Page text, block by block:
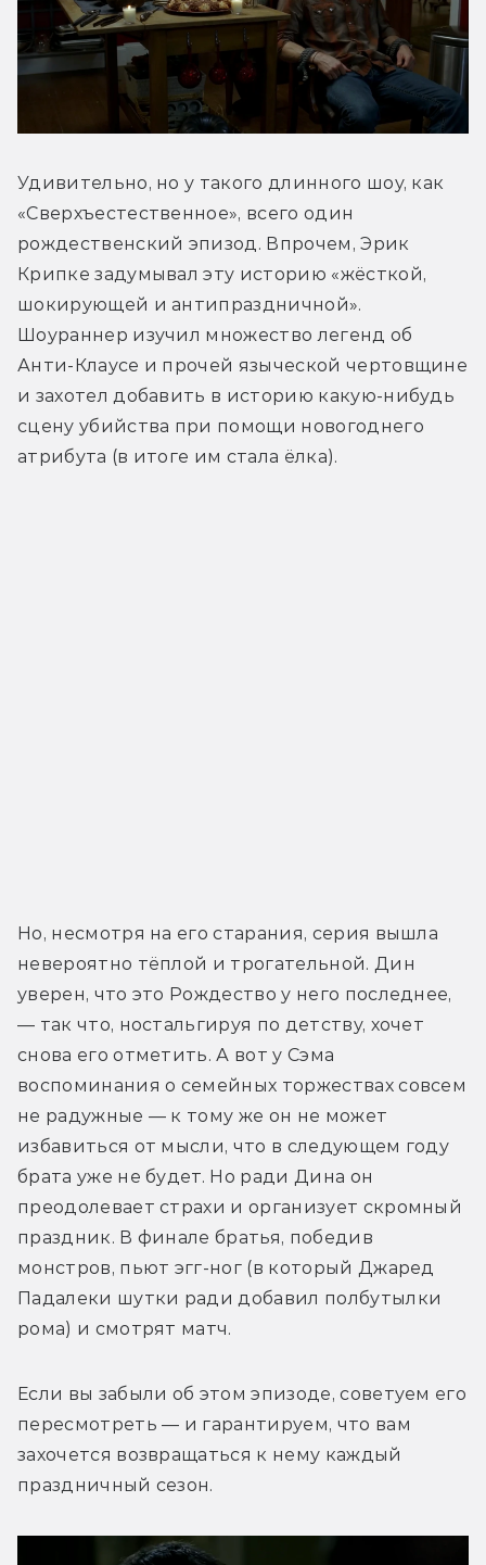
Удивительно, но у такого длинного шоу, как
«Сверхъестественное», всего один
рождественский эпизод. Впрочем, Эрик
Крипке задумывал эту историю «жёсткой,
шокирующей и антипраздничной».
Шоураннер изучил множество легенд об
Анти-Клаусе и прочей языческой чертовщине
и захотел добавить в историю какую-нибудь
сцену убийства при помощи новогоднего
атрибута (в итоге им стала ёлка).
Но, несмотря на его старания, серия вышла
невероятно тёплой и трогательной. Дин
уверен, что это Рождество у него последнее,
— так что, ностальгируя по детству, хочет
снова его отметить. А вот у Сэма
воспоминания о семейных торжествах совсем
не радужные — к тому же он не может
избавиться от мысли, что в следующем году
брата уже не будет. Но ради Дина он
преодолевает страхи и организует скромный
праздник. В финале братья, победив
монстров, пьют эгг-ног (в который Джаред
Падалеки шутки ради добавил полбутылки
рома) и смотрят матч.
Если вы забыли об этом эпизоде, советуем его
пересмотреть — и гарантируем, что вам
захочется возвращаться к нему каждый
праздничный сезон.